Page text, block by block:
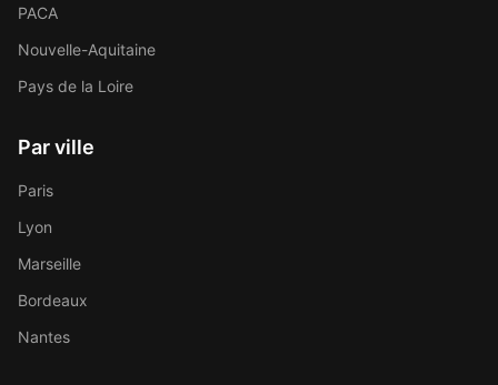
PACA
Nouvelle-Aquitaine
Pays de la Loire
Par ville
Paris
Lyon
Marseille
Bordeaux
Nantes